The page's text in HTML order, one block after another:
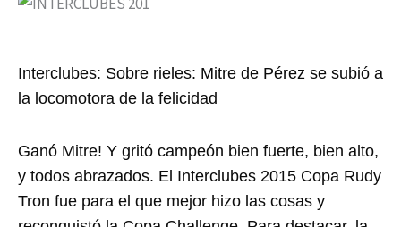
Interclubes: Sobre rieles: Mitre de Pérez se subió a
la locomotora de la felicidad
Ganó Mitre! Y gritó campeón bien fuerte, bien alto,
y todos abrazados. El Interclubes 2015 Copa Rudy
Tron fue para el que mejor hizo las cosas y